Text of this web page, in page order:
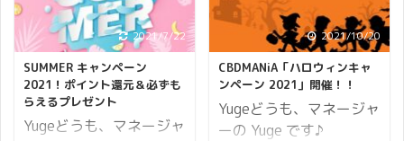
2021/7/22
SUMMER キャンペーン
2021！ポイント還元＆必ずも
らえるプレゼント
Yugeどうも、マネージャ
2021/10/20
CBDMANiA「ハロウィンキャ
ンペーン 2021」開催！！
Yugeどうも、マネージャ
ーの Yuge です♪